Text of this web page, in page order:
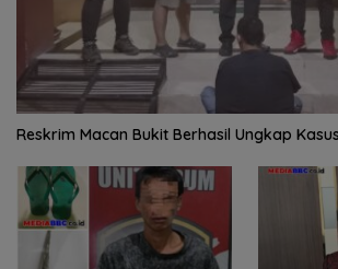
Reskrim Macan Bukit Berhasil Ungkap